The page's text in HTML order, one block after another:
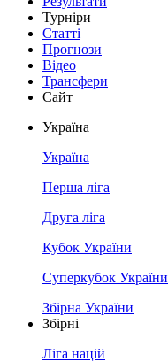
Турніри
Статті
Прогнози
Відео
Трансфери
Сайт
Україна
Україна
Перша ліга
Друга ліга
Кубок України
Суперкубок України
Збірна України
Збірні
Ліга націй